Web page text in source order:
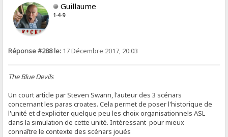
Guillaume
1-4-9
Réponse #288 le: 17 Décembre 2017, 20:03
The Blue Devils
Un court article par Steven Swann, l'auteur des 3 scénars
concernant les paras croates. Cela permet de poser l'historique de
l'unité et d'expliciter quelque peu les choix organisationnels ASL
dans la simulation de cette unité. Intéressant pour mieux
connaître le contexte des scénars joués